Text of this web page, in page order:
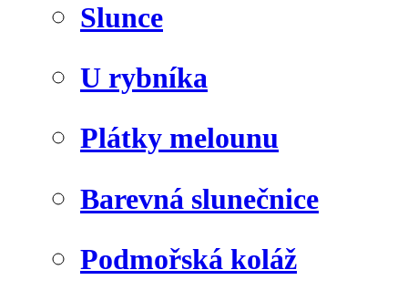
Slunce
U rybníka
Plátky melounu
Barevná slunečnice
Podmořská koláž